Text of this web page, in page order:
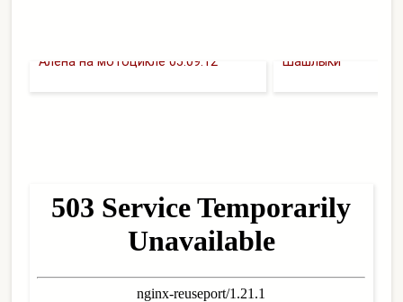
Алена на мотоцикле 05.09.12 Шашлыки